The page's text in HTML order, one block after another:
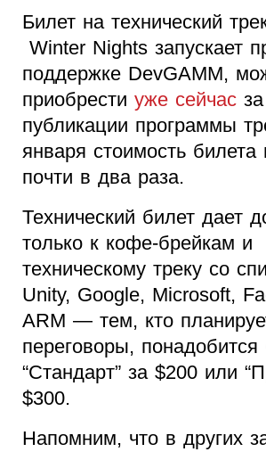
Билет на технический
Winter Nights запускает
поддержке DevGAMM,
приобрести уже сейчас
публикации программы
января стоимость билета
почти в два раза.
Технический билет дает
только к кофе-брейкам и
техническому треку со
Unity, Google, Microsoft,
ARM — тем, кто
переговоры, понадобится
“Стандарт” за $200 или
$300.
Напомним, что в других